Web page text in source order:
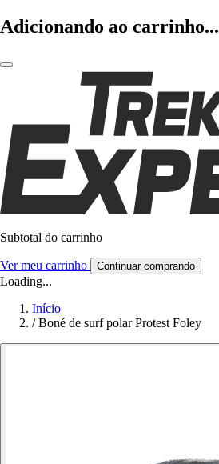
Adicionando ao carrinho...
Subtotal do carrinho
Ver meu carrinho Continuar comprando
Loading...
Início
/ Boné de surf polar Protest Foley